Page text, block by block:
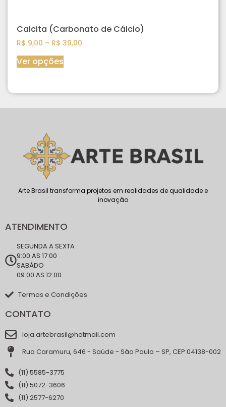
Calcita (Carbonato de Cálcio)
R$ 9,00 – R$ 39,00
Ver opções
Arte Brasil transforma projetos em realidades de qualidade e
inovação
ATENDIMENTO
SEGUNDA A SEXTA
9:00 AS 17:00
SABÁDO
09:00 AS 12:00
Termos e Condições
CONTATO
loja.artebrasil@hotmail.com
Rua Caramuru, 646 - Saúde - São Paulo – SP, CEP:04138-002
(11) 5585-3775
(11) 5072-3606
(11) 2577-6270